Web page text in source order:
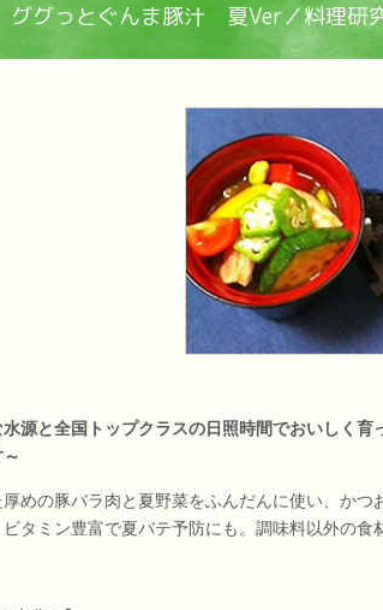
ググっとぐんま豚汁 夏Ver／料理研
水源と全国トップクラスの日照時間でおいしく
めの豚バラ肉と夏野菜をふんだんに使い、かつ
タミン豊富で夏バテ予防にも。調味料以外の食